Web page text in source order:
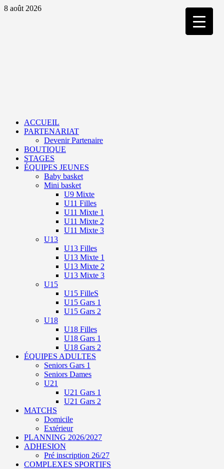
Aller
8 août 2026
ACCUEIL
PARTENARIAT
Devenir Partenaire
BOUTIQUE
STAGES
ÉQUIPES JEUNES
Baby basket
Mini basket
U9 Mixte
U11 Filles
U11 Mixte 1
U11 Mixte 2
U11 Mixte 3
U13
U13 Filles
U13 Mixte 1
U13 Mixte 2
U13 Mixte 3
U15
U15 FilleS
U15 Gars 1
U15 Gars 2
U18
U18 Filles
U18 Gars 1
U18 Gars 2
ÉQUIPES ADULTES
Seniors Gars 1
Seniors Dames
U21
U21 Gars 1
U21 Gars 2
MATCHS
Domicile
Extérieur
PLANNING 2026/2027
ADHESION
Pré inscription 26/27
COMPLEXES SPORTIFS